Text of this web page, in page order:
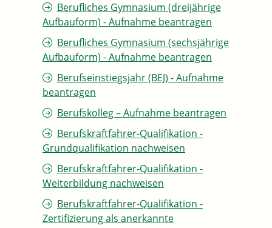
Berufliches Gymnasium (dreijährige
Aufbauform) - Aufnahme beantragen
Berufliches Gymnasium (sechsjährige
Aufbauform) - Aufnahme beantragen
Berufseinstiegsjahr (BEJ) - Aufnahme
beantragen
Berufskolleg – Aufnahme beantragen
Berufskraftfahrer-Qualifikation -
Grundqualifikation nachweisen
Berufskraftfahrer-Qualifikation -
Weiterbildung nachweisen
Berufskraftfahrer-Qualifikation -
Zertifizierung als anerkannte